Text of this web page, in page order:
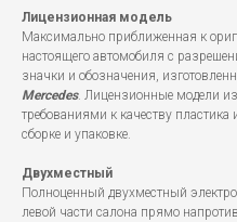
Лицензионная модель
Максимально приближенная к
настоящего автомобиля с
значки и обозначения,
Mercedes. Лицензионные модели
требованиями к качеству пластика
сборке и упаковке.
Двухместный
Полноценный двухместный
левой части салона прямо